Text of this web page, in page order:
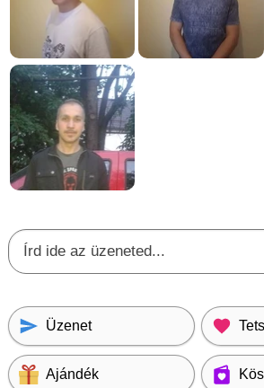
Üzenet
Ajándék